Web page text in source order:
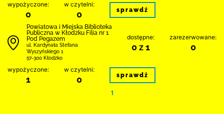
wypożyczone:
0
w czytelni:
0 sprawdź
Powiatowa i Miejska Biblioteka
Publiczna w Kłodzku Filia nr 1
Pod Pegazem
ul. Kardynała Stefana
Wyszyńskiego 1
57-300 Kłodzko
dostępne:
0 z 1
zarezerwowane:
0
wypożyczone:
1
w czytelni:
0 sprawdź
1